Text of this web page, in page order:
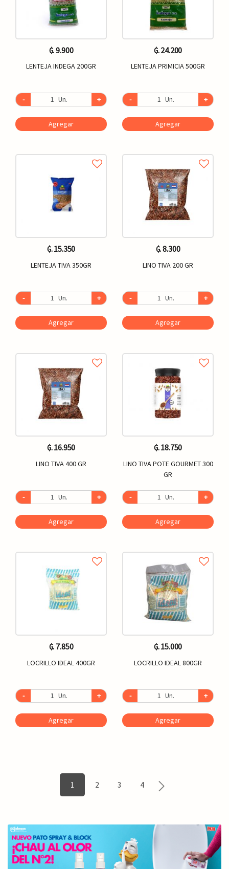
₲. 9.900
LENTEJA INDEGA 200GR
- Un. +
Agregar
₲. 24.200
LENTEJA PRIMICIA 500GR
- Un. +
Agregar
₲. 15.350
LENTEJA TIVA 350GR
- Un. +
Agregar
₲. 8.300
LINO TIVA 200 GR
- Un. +
Agregar
₲. 16.950
LINO TIVA 400 GR
- Un. +
Agregar
₲. 18.750
LINO TIVA POTE GOURMET 300
GR
- Un. +
Agregar
₲. 7.850
LOCRILLO IDEAL 400GR
- Un. +
Agregar
₲. 15.000
LOCRILLO IDEAL 800GR
- Un. +
Agregar
1 2 3 4